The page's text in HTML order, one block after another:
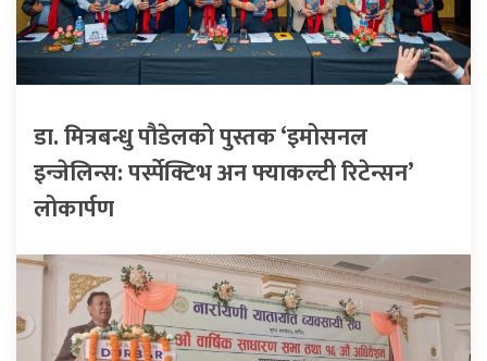
डा. मित्रबन्धु पौडेलको पुस्तक ‘इमोसनल
इन्जेलिन्स: पर्स्पेक्टिभ अन फ्याकल्टी रिटेन्सन’
लोकार्पण